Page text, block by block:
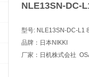
NLE13SN-DC-
型号: NLE13SN-DC-L1
品牌：日本NIKKI
厂家：日机株式会社